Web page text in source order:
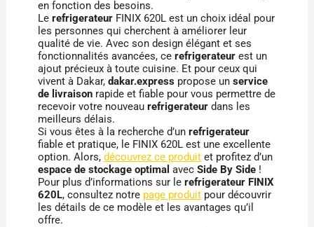
en fonction des besoins.
Le refrigerateurFINIX 620L est un choix idéal pour
les personnes qui cherchent à améliorer leur
qualité de vie. Avec son design élégant et ses
fonctionnalités avancées, ce refrigerateurest un
ajout précieux à toute cuisine. Et pour ceux qui
vivent à Dakar, dakar.expresspropose un service
de livraisonrapide et fiable pour vous permettre de
recevoir votre nouveau refrigerateurdans les
meilleurs délais.
Si vous êtes à la recherche d’un refrigerateur
fiable et pratique, le FINIX 620L est une excellente
option. Alors, découvrez ce produitet profitez d’un
espace de stockage optimal avec Side By Side!
Pour plus d’informations sur le refrigerateur FINIX
620L, consultez notre page produitpour découvrir
les détails de ce modèle et les avantages qu’il
offre.